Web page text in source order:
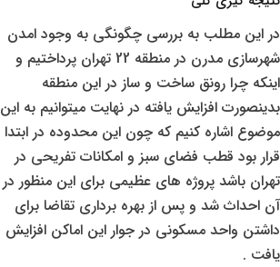
در این مطلب به بررسی چگونگی به وجود امدن
شهرسازی مدرن در منطقه 22 تهران پرداختیم و
اینکه چرا رونق ساخت و ساز در این منطقه
بدینصورت افزایش یافته در نهایت میتوانیم به این
موضوع اشاره کنیم که چون این محدوده در ابتدا
قرار بود قطب فضای سبز و امکانات تفریحی در
تهران باشد پروژه های عظیمی برای این منظور در
آن احداث شد و پس از بهره برداری تقاضا برای
داشتن واحد مسکونی در جوار این اماکن افزایش
یافت .